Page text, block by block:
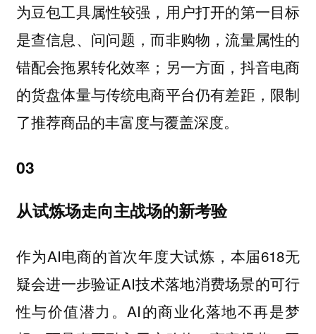
为豆包工具属性较强，用户打开的第一目标
是查信息、问问题，而非购物，流量属性的
错配会拖累转化效率；另一方面，抖音电商
的货盘体量与传统电商平台仍有差距，限制
了推荐商品的丰富度与覆盖深度。
03
从试炼场走向主战场的新考验
作为AI电商的首次年度大试炼，本届618无
疑会进一步验证AI技术落地消费场景的可行
性与价值潜力。AI的商业化落地不再是梦